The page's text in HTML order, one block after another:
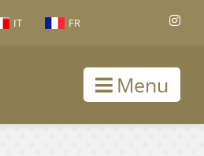
IT FR
Menu